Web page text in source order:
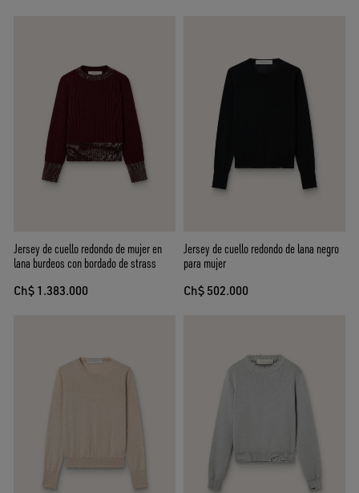
Jersey de cuello redondo de mujer en
lana burdeos con bordado de strass
Ch$ 1.383.000
Jersey de cuello redondo de lana negro
para mujer
Ch$ 502.000